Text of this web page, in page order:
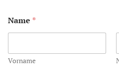
Name *
Vorname